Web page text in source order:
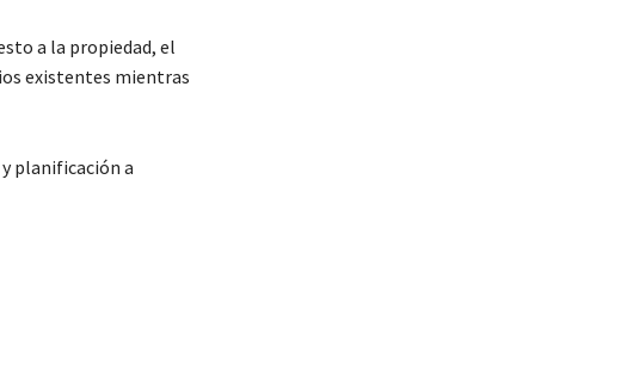
a la propiedad, el
existentes mientras
planificación a